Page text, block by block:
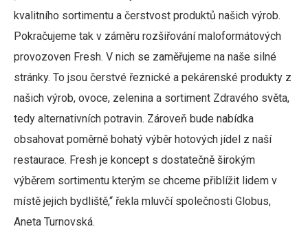
kvalitního sortimentu a čerstvost produktů našich výrob.
Pokračujeme tak v záměru rozšiřování maloformátových
provozoven Fresh. V nich se zaměřujeme na naše silné
stránky. To jsou čerstvé řeznické a pekárenské produkty z
našich výrob, ovoce, zelenina a sortiment Zdravého světa,
tedy alternativních potravin. Zároveň bude nabídka
obsahovat poměrně bohatý výběr hotových jídel z naší
restaurace. Fresh je koncept s dostatečně širokým
výběrem sortimentu kterým se chceme přiblížit lidem v
místě jejich bydliště,“ řekla mluvčí společnosti Globus,
Aneta Turnovská.